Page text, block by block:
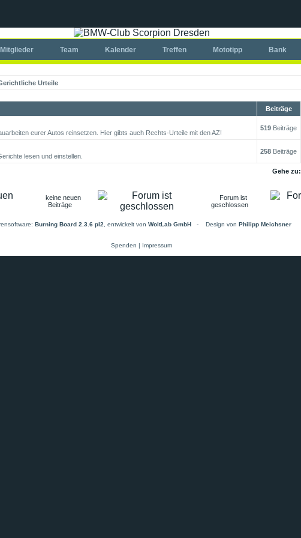
Mitglieder Team Kalender Treffen Mototipp Bank
Urteile
Beiträge
eurer Autos reinsetzen. Hier gibts auch Rechts-Urteile mit den AZ!
519Beiträge
lesen und einstellen.
258Beiträge
Gehe zu:
keine neuen
Beiträge
Forum ist
geschlossen
Burning Board 2.3.6 pl2 , entwickelt von WoltLab GmbH - Design von Philipp Meichsner
Spenden | Impressum